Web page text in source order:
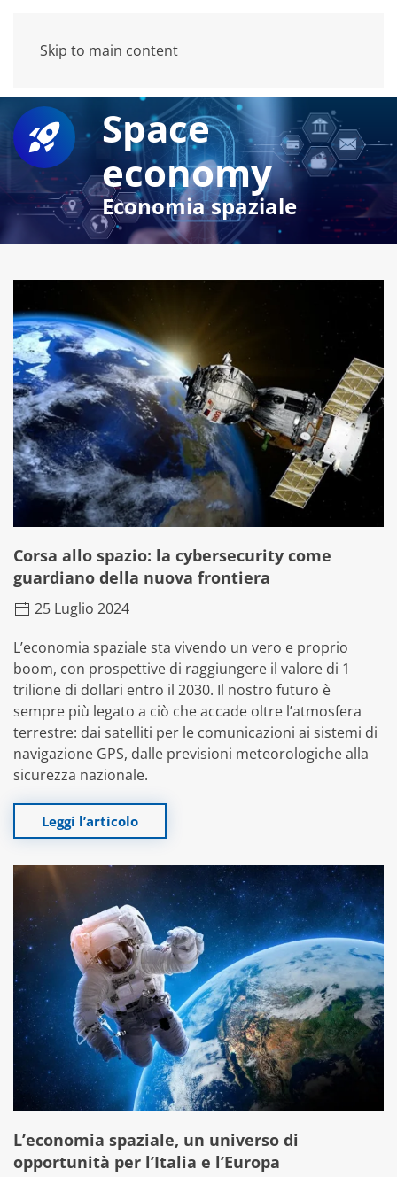
Skip to main content
Space
economy
Economia spaziale
Corsa allo spazio: la cybersecurity come
guardiano della nuova frontiera
25 Luglio 2024
L’economia spaziale sta vivendo un vero e proprio
boom, con prospettive di raggiungere il valore di 1
trilione di dollari entro il 2030. Il nostro futuro è
sempre più legato a ciò che accade oltre l’atmosfera
terrestre: dai satelliti per le comunicazioni ai sistemi di
navigazione GPS, dalle previsioni meteorologiche alla
sicurezza nazionale.
Leggi l’articolo
L’economia spaziale, un universo di
opportunità per l’Italia e l’Europa